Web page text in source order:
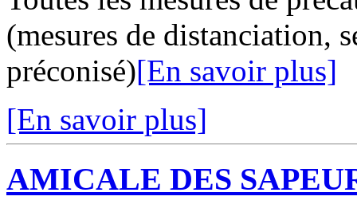
(mesures de distanciation,
préconisé)[En savoir plus]
[En savoir plus]
AMICALE DES